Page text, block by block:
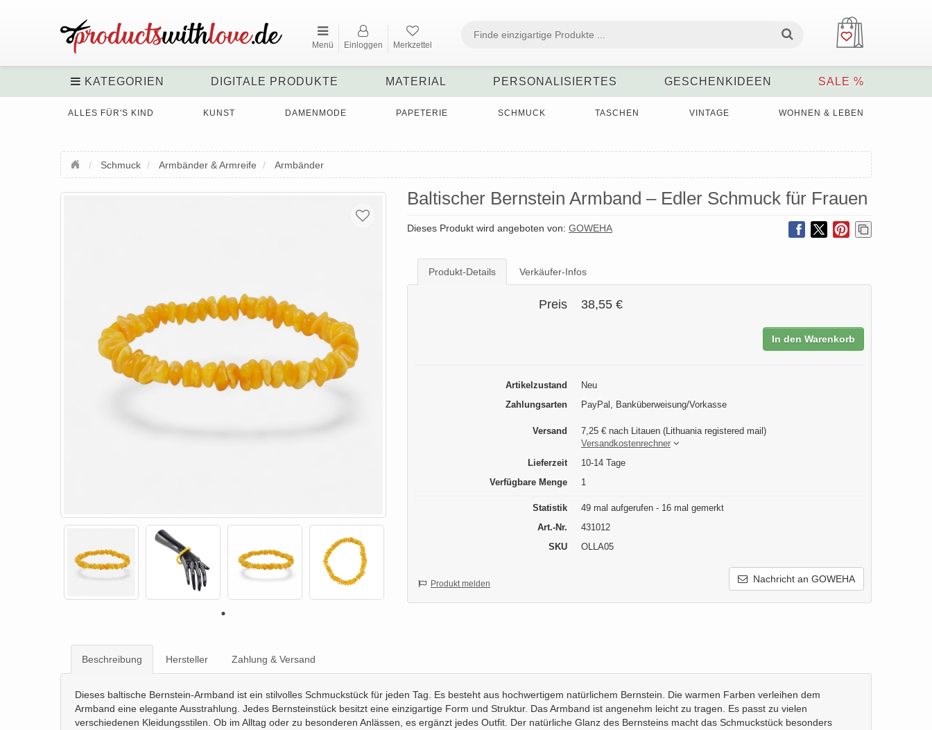
Menü Einloggen Merkzettel
KATEGORIEN DIGITALE PRODUKTE MATERIAL PERSONALISIERTES GESCHENKIDEEN SALE %
ALLES FÜR'S KIND KUNST DAMENMODE PAPETERIE SCHMUCK TASCHEN VINTAGE WOHNEN & LEBEN
Schmuck Armbänder & Armreife Armbänder
Baltischer Bernstein Armband – Edler Schmuck für Frauen
Dieses Produkt wird angeboten von: GOWEHA
Produkt-Details Verkäufer-Infos
Preis 38,55 €
In den Warenkorb
Artikelzustand
Neu
Zahlungsarten
PayPal, Banküberweisung/Vorkasse
Versand
7,25 € nach Litauen (Lithuania registered mail)
Versandkostenrechner
Lieferzeit
10-14 Tage
Verfügbare Menge
1
Statistik
49 mal aufgerufen - 16 mal gemerkt
Art.-Nr.
431012
SKU
OLLA05
Nachricht an GOWEHA
Produkt melden
Beschreibung Hersteller Zahlung & Versand
Dieses baltische Bernstein-Armband ist ein stilvolles Schmuckstück für jeden Tag. Es besteht aus hochwertigem natürlichem Bernstein. Die warmen Farben verleihen dem
Armband eine elegante Ausstrahlung. Jedes Bernsteinstück besitzt eine einzigartige Form und Struktur. Das Armband ist angenehm leicht zu tragen. Es passt zu vielen
verschiedenen Kleidungsstilen. Ob im Alltag oder zu besonderen Anlässen, es ergänzt jedes Outfit. Der natürliche Glanz des Bernsteins macht das Schmuckstück besonders